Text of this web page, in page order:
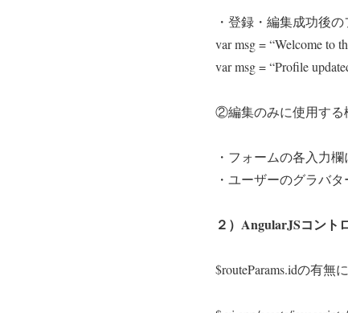
・登録・編集成功後
var msg = “Welcome to
var msg = “Profile
②編集のみに使用する
・フォームの各入力
・ユーザーのグラバ
２）AngularJSコント
$routeParams.idの有無